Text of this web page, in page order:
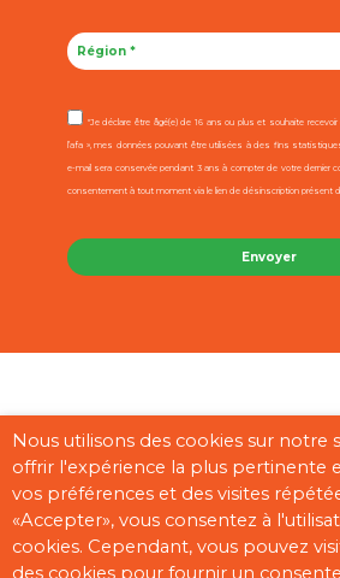
"Je déclare être âgé(e) de 16 ans ou plus et souhaite
l’afa », mes données pouvant être utilisées à des fins
e-mail sera conservée pendant 3 ans à compter de votre dernier
consentement à tout moment via le lien de désinscription présent
Contact Mentions légales CGU
Pages partenaires
Nous utilisons des cookies sur notre
offrir l'expérience la plus pertinente
vos préférences et des visites
«Accepter», vous consentez à
cookies. Cependant, vous pouvez
des cookies pour fournir un